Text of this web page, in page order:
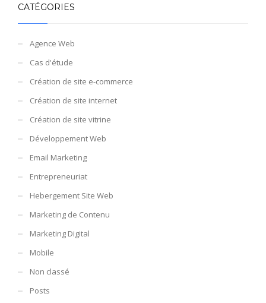
CATÉGORIES
Agence Web
Cas d'étude
Création de site e-commerce
Création de site internet
Création de site vitrine
Développement Web
Email Marketing
Entrepreneuriat
Hebergement Site Web
Marketing de Contenu
Marketing Digital
Mobile
Non classé
Posts